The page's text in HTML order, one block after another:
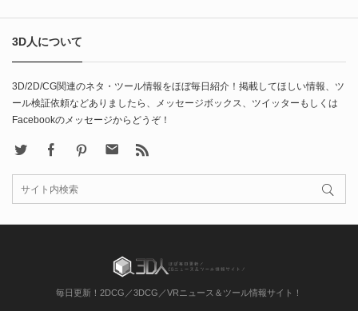
3D人について
3D/2D/CG関連のネタ・ツール情報をほぼ毎日紹介！掲載してほしい情報、ツ
ール検証依頼などありましたら、メッセージボックス、ツイッターもしくは
Facebookのメッセージからどうぞ！
FacebookPinterest Contact
毎日更新！2DCG／3DCG／VRニュース＆ツール情報サイト！